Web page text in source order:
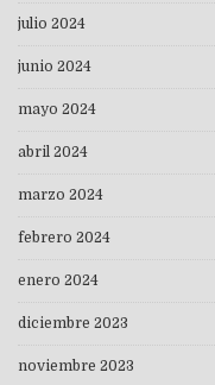
julio 2024
junio 2024
mayo 2024
abril 2024
marzo 2024
febrero 2024
enero 2024
diciembre 2023
noviembre 2023